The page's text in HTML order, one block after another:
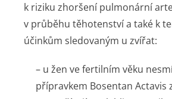
k riziku zhoršení pulmonární
v průběhu těhotenství a také k
účinkům sledovaným u zvířat:
– u žen ve fertilním věku
přípravkem Bosentan Actavis